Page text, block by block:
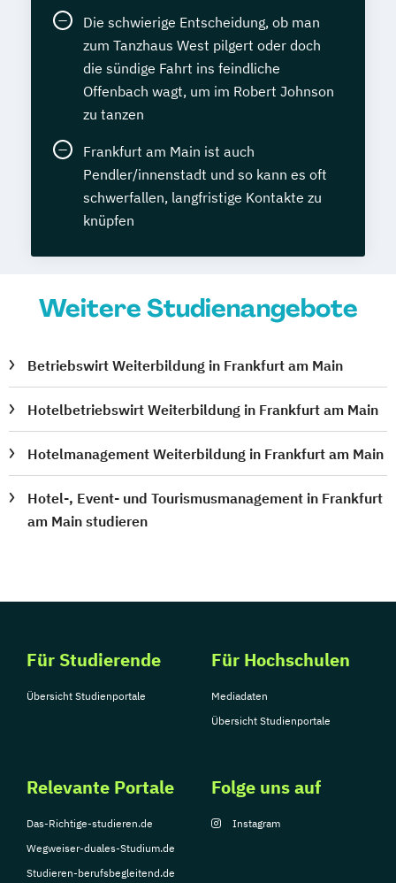
Die schwierige Entscheidung, ob man
zum Tanzhaus West pilgert oder doch
die sündige Fahrt ins feindliche
Offenbach wagt, um im Robert Johnson
zu tanzen
Frankfurt am Main ist auch
Pendler/innenstadt und so kann es oft
schwerfallen, langfristige Kontakte zu
knüpfen
Weitere Studienangebote
Betriebswirt Weiterbildung in Frankfurt am Main
Hotelbetriebswirt Weiterbildung in Frankfurt am Main
Hotelmanagement Weiterbildung in Frankfurt am Main
Hotel-, Event- und Tourismusmanagement in Frankfurt
am Main studieren
Für Studierende
Übersicht Studienportale
Für Hochschulen
Mediadaten
Übersicht Studienportale
Relevante Portale
Das-Richtige-studieren.de
Wegweiser-duales-Studium.de
Studieren-berufsbegleitend.de
Folge uns auf
Instagram